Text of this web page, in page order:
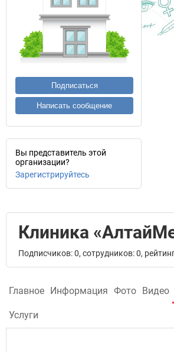
Подписаться
Написать сообщение
Вы представитель этой
организации?
Зарегистрируйтесь
Клиника
Подписчиков: 0, сотрудников: 0,
Главное Информация Фото Видео
Услуги